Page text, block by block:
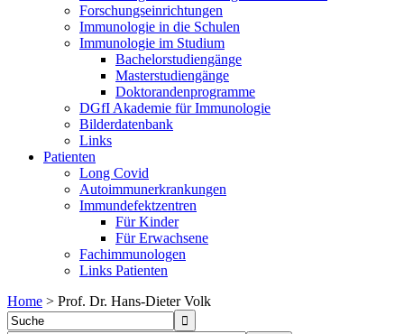
Forschungseinrichtungen
Immunologie in die Schulen
Immunologie im Studium
Bachelorstudiengänge
Masterstudiengänge
Doktorandenprogramme
DGfI Akademie für Immunologie
Bilderdatenbank
Links
Patienten
Long Covid
Autoimmunerkrankungen
Immundefektzentren
Für Kinder
Für Erwachsene
Fachimmunologen
Links Patienten
Home > Prof. Dr. Hans-Dieter Volk